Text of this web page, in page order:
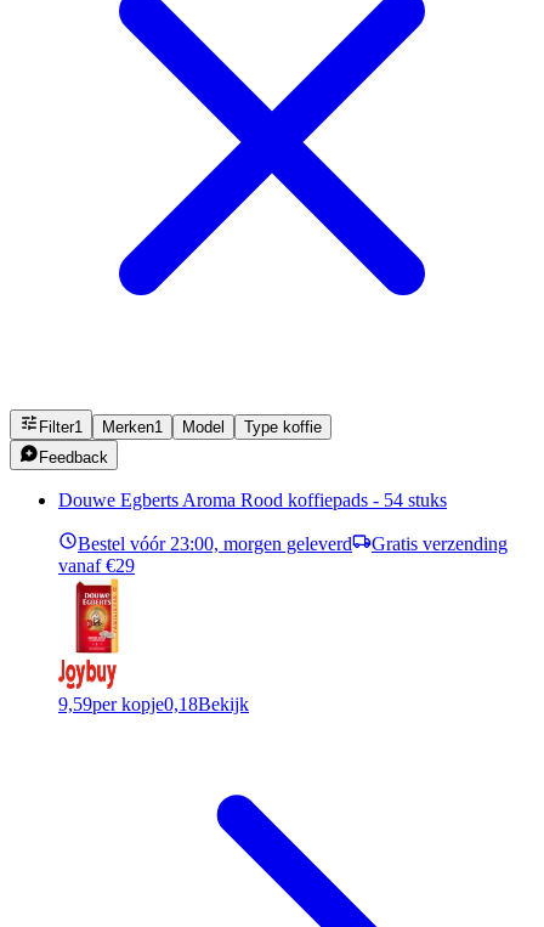
Filter1 Merken1 Model
Type koffie
Feedback
Douwe Egberts Aroma Rood koffiepads - 54 stuks
Bestel vóór 23:00, morgen geleverd
Gratis verzending
vanaf €29
9,59per kopje0,18Bekijk